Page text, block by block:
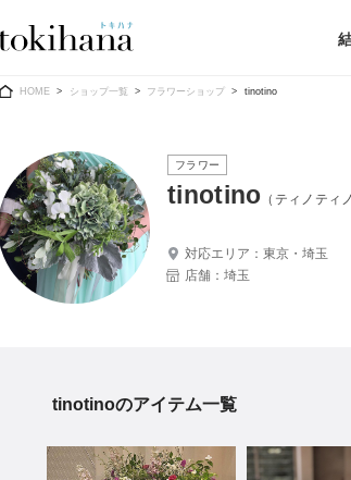
Ring
婚約指輪
結婚指輪
Dress
ウエディングドレス
ウエディングドレス
和装
メンズ
HOME ショップ一覧 フラワーショップ tinotino
フラワー
tinotino （ティノティ
対応エリア：東京・埼玉
店舗：埼玉
tinotinoのアイテム一覧